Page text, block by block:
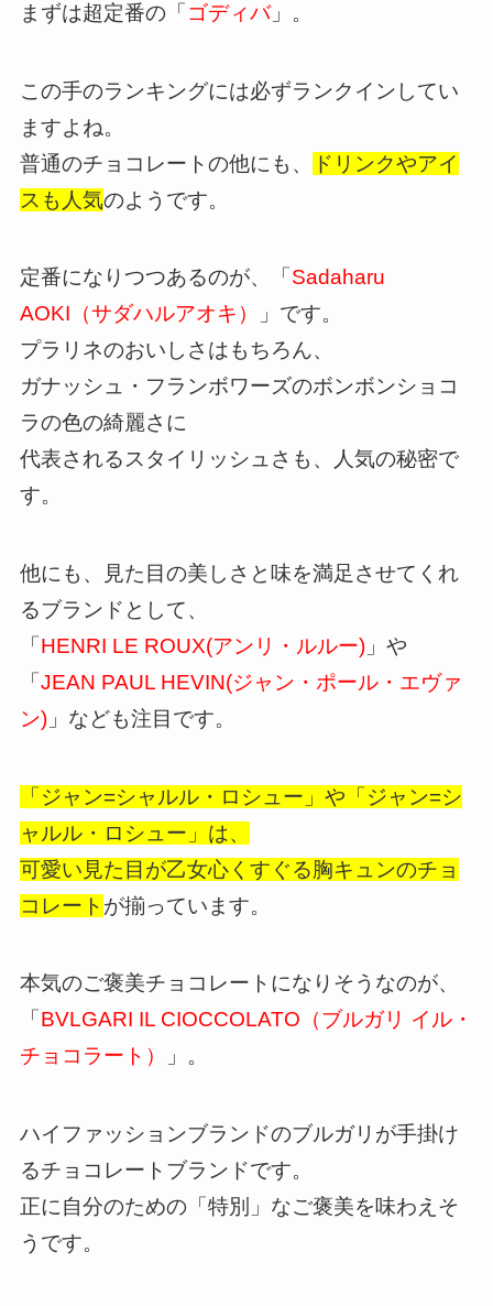
まずは超定番の「 ゴディバ」。
この手のランキングには必ずランクインしてい
ますよね。
普通のチョコレートの他にも、
ドリンクやアイ
スも人気のようです。
定番になりつつあるのが、「 Sadaharu
AOKI（サダハルアオキ）
」です。
プラリネのおいしさはもちろん、
ガナッシュ・フランボワーズのボンボンショコ
ラの色の綺麗さに
代表されるスタイリッシュさも、人気の秘密で
す。
他にも、見た目の美しさと味を満足させてくれ
るブランドとして、
「 HENRI LE ROUX(アンリ・ルルー)」や
「 JEAN PAUL HEVIN(ジャン・ポール・エヴァ
ン)」なども注目です。
「ジャン=シャルル・ロシュー」や「ジャン=シ
ャルル・ロシュー」は、
可愛い見た目が乙女心くすぐる胸キュンのチョ
コレート が揃っています。
本気のご褒美チョコレートになりそうなのが、
「 BVLGARI IL CIOCCOLATO（ブルガリ イル・
チョコラート）
」。
ハイファッションブランドのブルガリが手掛け
るチョコレートブランドです。
正に自分のための「特別」なご褒美を味わえそ
うです。